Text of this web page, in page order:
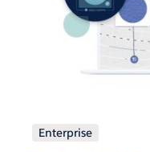
Enterprise